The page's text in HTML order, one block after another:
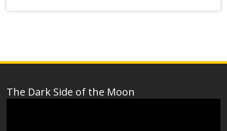
The Dark Side of the Moon